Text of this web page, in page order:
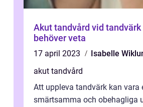
Akut tandvård vid tandvärk
behöver veta
17 april 2023
Isabelle
akut tandvård
Att uppleva tandvärk kan vara
smärtsamma och obehagliga